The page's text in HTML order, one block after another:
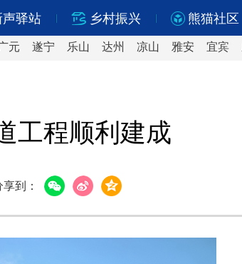
声驿站 乡村振兴 熊猫社区
元 遂宁 乐山 达州 凉山 雅安 宜宾
工程顺利建成
享到：